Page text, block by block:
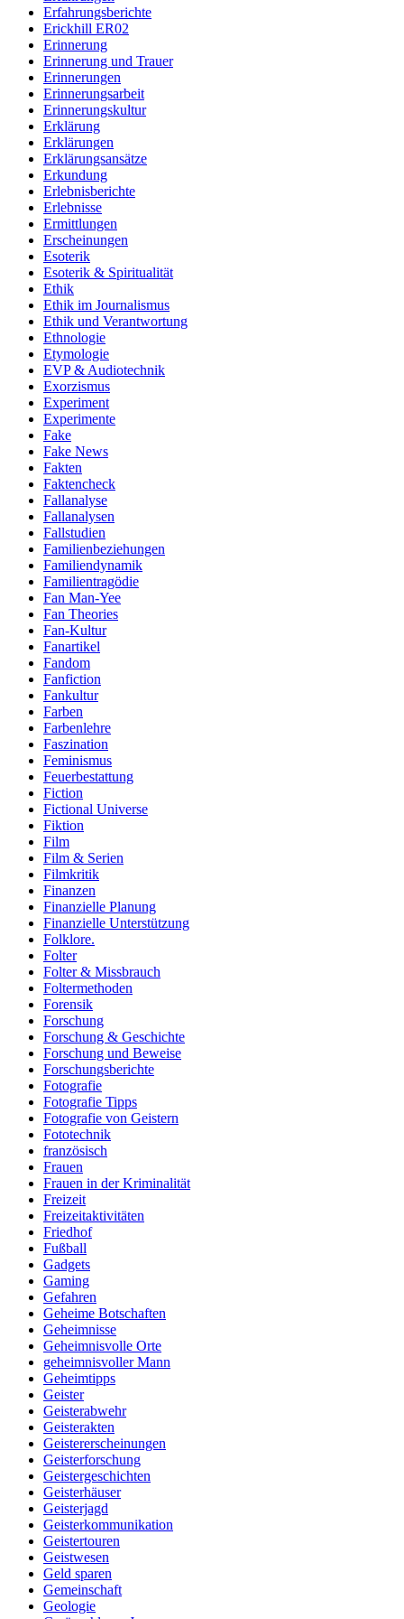
Erfahrungsberichte
Erickhill ER02
Erinnerung
Erinnerung und Trauer
Erinnerungen
Erinnerungsarbeit
Erinnerungskultur
Erklärung
Erklärungen
Erklärungsansätze
Erkundung
Erlebnisberichte
Erlebnisse
Ermittlungen
Erscheinungen
Esoterik
Esoterik & Spiritualität
Ethik
Ethik im Journalismus
Ethik und Verantwortung
Ethnologie
Etymologie
EVP & Audiotechnik
Exorzismus
Experiment
Experimente
Fake
Fake News
Fakten
Faktencheck
Fallanalyse
Fallanalysen
Fallstudien
Familienbeziehungen
Familiendynamik
Familientragödie
Fan Man-Yee
Fan Theories
Fan-Kultur
Fanartikel
Fandom
Fanfiction
Fankultur
Farben
Farbenlehre
Faszination
Feminismus
Feuerbestattung
Fiction
Fictional Universe
Fiktion
Film
Film & Serien
Filmkritik
Finanzen
Finanzielle Planung
Finanzielle Unterstützung
Folklore.
Folter
Folter & Missbrauch
Foltermethoden
Forensik
Forschung
Forschung & Geschichte
Forschung und Beweise
Forschungsberichte
Fotografie
Fotografie Tipps
Fotografie von Geistern
Fototechnik
französisch
Frauen
Frauen in der Kriminalität
Freizeit
Freizeitaktivitäten
Friedhof
Fußball
Gadgets
Gaming
Gefahren
Geheime Botschaften
Geheimnisse
Geheimnisvolle Orte
geheimnisvoller Mann
Geheimtipps
Geister
Geisterabwehr
Geisterakten
Geistererscheinungen
Geisterforschung
Geistergeschichten
Geisterhäuser
Geisterjagd
Geisterkommunikation
Geistertouren
Geistwesen
Geld sparen
Gemeinschaft
Geologie